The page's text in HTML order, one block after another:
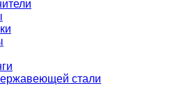
стали